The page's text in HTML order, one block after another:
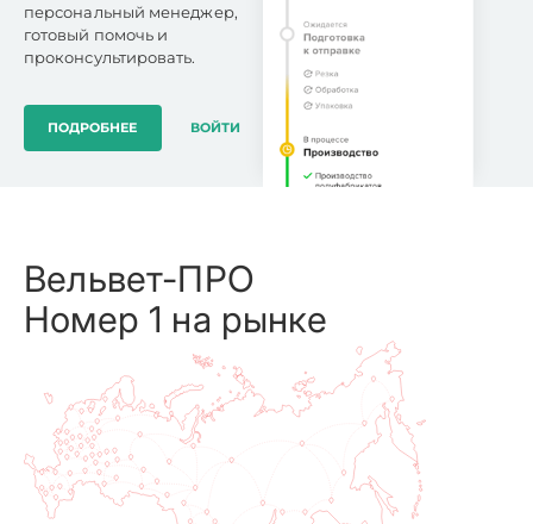
персональный менеджер,
готовый помочь и
проконсультировать.
ПОДРОБНЕЕ ВОЙТИ
Вельвет-ПРО
Номер 1 на рынке